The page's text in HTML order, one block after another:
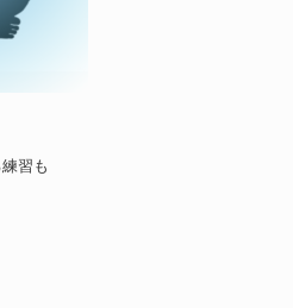
習も